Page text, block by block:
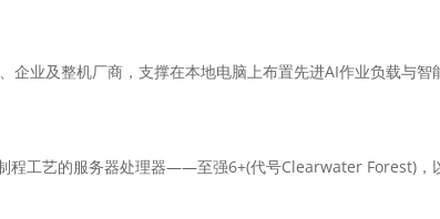
业及整机厂商，支撑在本地电脑上布置先进AI作业负载与
工艺的服务器处理器——至强6+(代号Clearwater Forest)，